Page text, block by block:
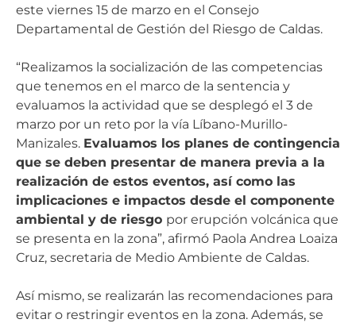
este viernes 15 de marzo en el Consejo
Departamental de Gestión del Riesgo de Caldas.
“Realizamos la socialización de las competencias
que tenemos en el marco de la sentencia y
evaluamos la actividad que se desplegó el 3 de
marzo por un reto por la vía Líbano-Murillo-
Manizales. Evaluamos los planes de contingencia
que se deben presentar de manera previa a la
realización de estos eventos, así como las
implicaciones e impactos desde el componente
ambiental y de riesgo por erupción volcánica que
se presenta en la zona”, afirmó Paola Andrea Loaiza
Cruz, secretaria de Medio Ambiente de Caldas.
Así mismo, se realizarán las recomendaciones para
evitar o restringir eventos en la zona. Además, se